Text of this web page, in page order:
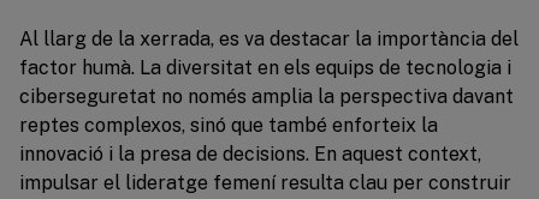
Al llarg de la xerrada, es va destacar la importància del
factor humà. La diversitat en els equips de tecnologia i
ciberseguretat no només amplia la perspectiva davant
reptes complexos, sinó que també enforteix la
innovació i la presa de decisions. En aquest context,
impulsar el lideratge femení resulta clau per construir